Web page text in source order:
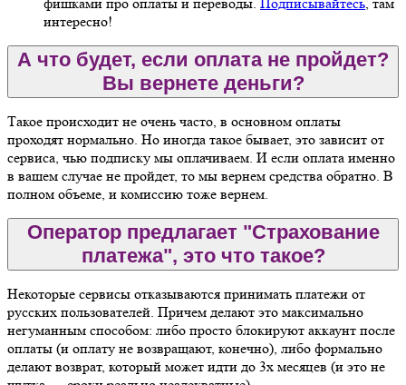
интересно!
А что будет, если оплата не пройдет?
Вы вернете деньги?
Такое происходит не очень часто, в основном оплаты
проходят нормально. Но иногда такое бывает, это зависит от
сервиса, чью подписку мы оплачиваем. И если оплата именно
в вашем случае не пройдет, то мы вернем средства обратно. В
полном объеме, и комиссию тоже вернем.
Оператор предлагает "Страхование
платежа", это что такое?
Некоторые сервисы отказываются принимать платежи от
русских пользователей. Причем делают это максимально
негуманным способом: либо просто блокируют аккаунт после
оплаты (и оплату не возвращают, конечно), либо формально
делают возврат, который может идти до 3х месяцев (и это не